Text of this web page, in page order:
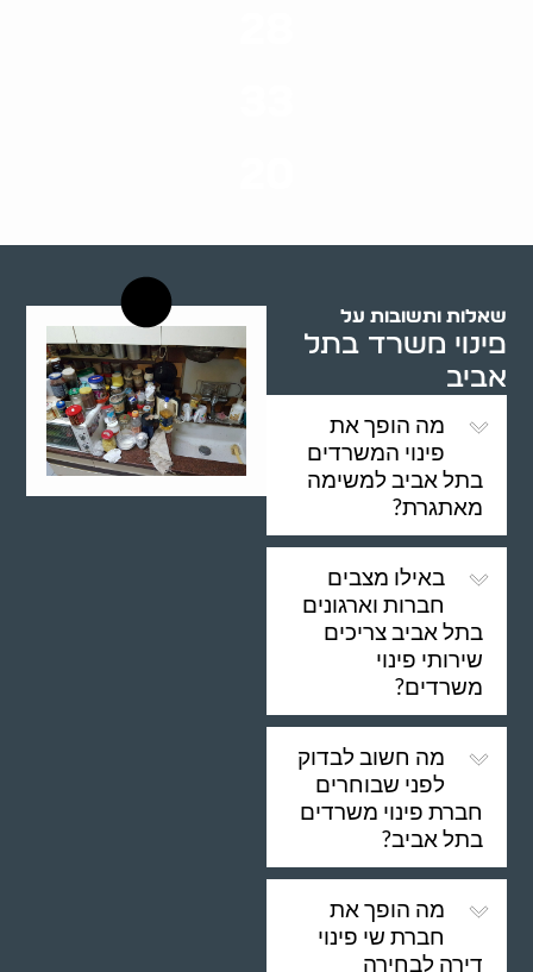
שאלות ותשובות על
פינוי משרד בתל
אביב
מה הופך את
פינוי המשרדים
בתל אביב למשימה
מאתגרת?
באילו מצבים
חברות וארגונים
בתל אביב צריכים
שירותי פינוי
משרדים?
מה חשוב לבדוק
לפני שבוחרים
חברת פינוי משרדים
בתל אביב?
מה הופך את
חברת שי פינוי
דירה לבחירה